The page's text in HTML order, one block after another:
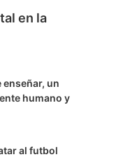
en la
enseñar, un
humano y
al futbol